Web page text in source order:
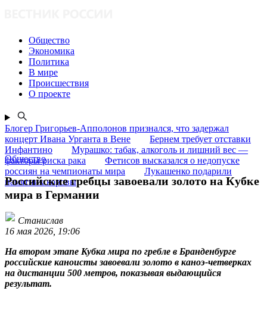
Общество
Экономика
Политика
В мире
Происшествия
О проекте
Блогер Григорьев-Апполонов признался, что задержал
концерт Ивана Урганта в Вене
Бернем требует отставки
Инфантино
Мурашко: табак, алкоголь и лишний вес —
факторы риска рака
Фетисов высказался о недопуске
россиян на чемпионаты мира
Лукашенко подарили
памятник коровы
Общество
Российские гребцы завоевали золото на Кубке
мира в Германии
Станислав
16 мая 2026, 19:06
На втором этапе Кубка мира по гребле в Бранденбурге
российские каноисты завоевали золото в каноэ-четверках
на дистанции 500 метров, показывая выдающийся
результат.